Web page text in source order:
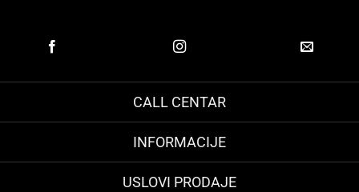
CALL CENTAR
INFORMACIJE
USLOVI PRODAJE